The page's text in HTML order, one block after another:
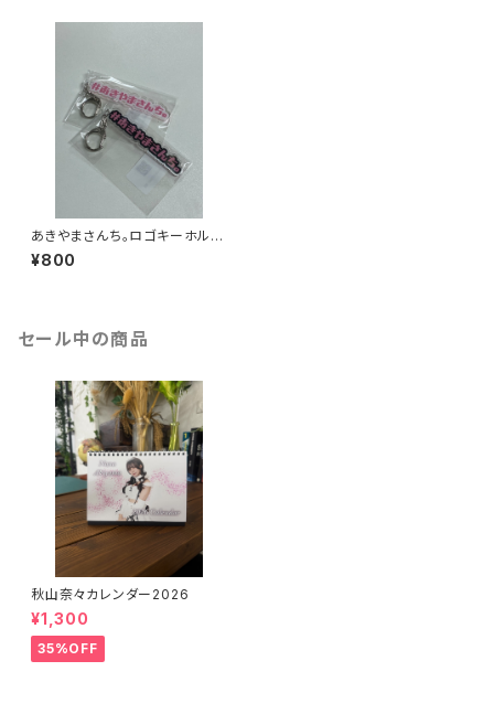
あきやまさんち。ロゴキーホルダ
ー
¥800
セール中の商品
秋山奈々カレンダー2026
¥1,300
35%OFF